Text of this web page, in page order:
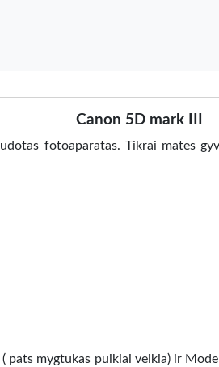
Canon 5D mark III
fotoaparatas. Tikrai mates
pats mygtukas puikiai veikia) ir